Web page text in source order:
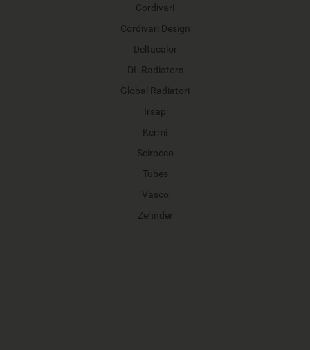
Cordivari
Cordivari Design
Deltacalor
DL Radiators
Global Radiatori
Irsap
Kermi
Scirocco
Tubes
Vasco
Zehnder